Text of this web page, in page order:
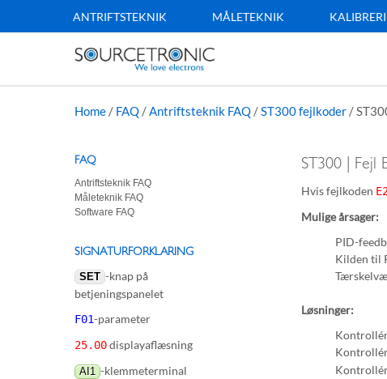
ANTRIFTSTEKNIK MÅLETEKNIK
Home / FAQ /Antriftsteknik FAQ /ST300 fejlkoder /
ST300 | Fejl
Hvis fejlkoden
Mulige årsager:
PID-
Kilden til
Løsninger:
FAQ
Antriftsteknik FAQ
Måleteknik FAQ
Software FAQ
SIGNATURFORKLARING
SET -knap på
betjeningspanelet
F01-parameter
25.00displayaflæsning
AI1 -klemmeterminal